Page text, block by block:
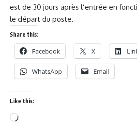
est de 30 jours après l’entrée en
le départ du poste.
Share this:
Facebook X
WhatsApp Email
Like this: